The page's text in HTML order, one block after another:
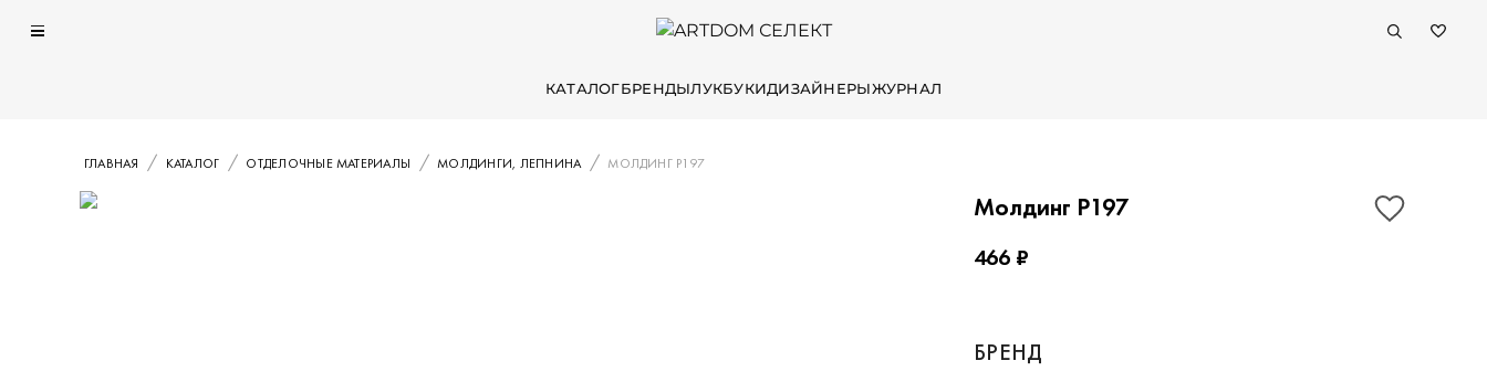
КАТАЛОГБРЕНДЫЛУКБУКИДИЗАЙНЕРЫЖУРНАЛ
ГЛАВНАЯ КАТАЛОГ ОТДЕЛОЧНЫЕ МАТЕРИАЛЫ МОЛДИНГИ, ЛЕПНИНА МОЛДИНГ P197
Молдинг P197
466 ₽